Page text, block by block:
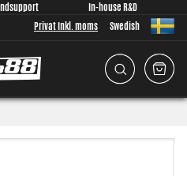
In-house R&D
Privat Inkl. moms Swedish